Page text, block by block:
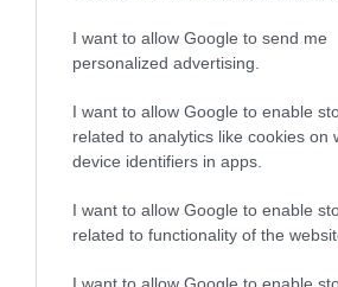
I want to allow Google to send me
personalized advertising.
I want to allow Google to enable
related to analytics like cookies on
device identifiers in apps.
I want to allow Google to enable
related to functionality of the